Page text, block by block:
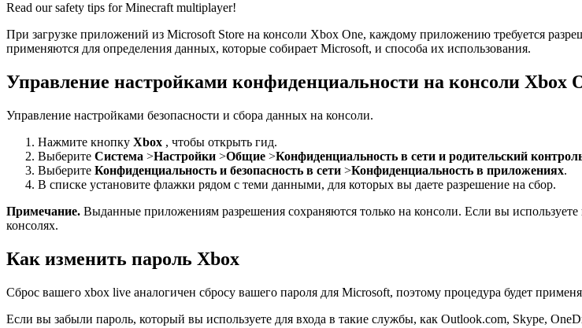
Read our safety tips for Minecraft multiplayer!
При загрузке приложений из Microsoft Store на консоли Xbox One, каждому приложению требуется
применяются для определения данных, которые собирает Microsoft, и способа их использования.
Управление настройками конфиденциальности на консоли Xbox
Управление настройками безопасности и сбора данных на консоли.
Нажмите кнопку Xbox , чтобы открыть гид.
Выберите Система >Настройки >Общие >Конфиденциальность в сети и родительский
Выберите Конфиденциальность и безопасность в сети >Конфиденциальность в приложениях.
В списке установите флажки рядом с теми данными, для которых вы даете разрешение на сбор.
Примечание. Выданные приложениям разрешения сохраняются только на консоли. Если вы
консолях.
Как изменить пароль Xbox
Сброс вашего xbox live аналогичен сбросу вашего пароля для Microsoft, поэтому процедура будет
Если вы забыли пароль, который вы используете для входа в такие службы, как Outlook.com, Skype,